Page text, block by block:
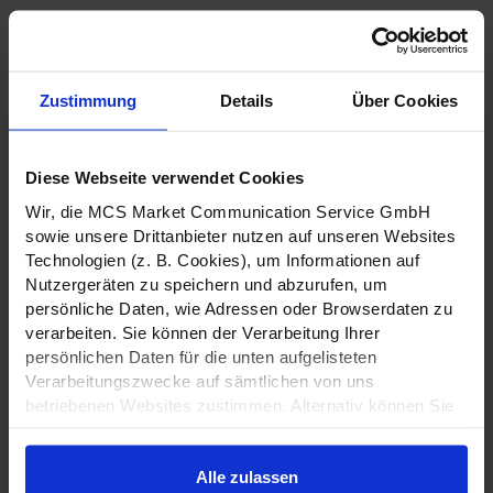
Zustimmung Details Über Cookies
Diese Webseite verwendet Cookies
Wir, die MCS Market Communication Service GmbH
sowie unsere Drittanbieter nutzen auf unseren Websites
Technologien (z. B. Cookies), um Informationen auf
Nutzergeräten zu speichern und abzurufen, um
persönliche Daten, wie Adressen oder Browserdaten zu
verarbeiten. Sie können der Verarbeitung Ihrer
persönlichen Daten für die unten aufgelisteten
Verarbeitungszwecke auf sämtlichen von uns
betriebenen Websites zustimmen. Alternativ können Sie
zustimmen oder ablehnen. Bitte beachten Sie, dass
manche Anbieter basierend auf legitimen
Alle zulassen